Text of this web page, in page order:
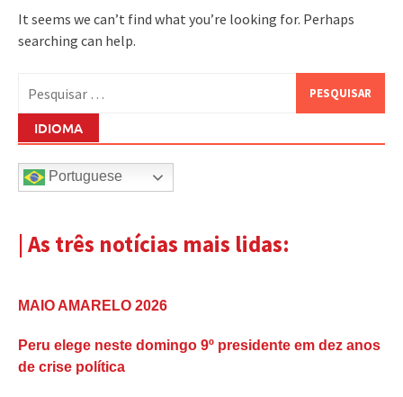
It seems we can’t find what you’re looking for. Perhaps
searching can help.
por:
IDIOMA
Portuguese
| As três notícias mais lidas:
MAIO AMARELO 2026
Peru elege neste domingo 9º presidente em dez anos
de crise política